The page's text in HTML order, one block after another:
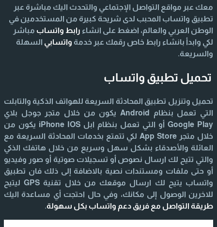
معك عبر مواقع التواصل الإجتماعي والتحدث اليك مباشرة عبر
تطبيق واتساب المحبب لدى شريحة كبيرة من المستخدمين في
الوطن العربي والعالم، اضغط على انشاء رابط واتساب مباشر
لكي وابدأ بانشاء رابط خاص رقمك عبر خدمة واتسابي السهلة
والسريعة.
تحميل تطبيق واتساب
تحميل وتنزيل تطبيق المحادثة السريعة للهواتف الذكية والتابلت
التي تعمل بنظام Android يكون من خلال متجر جوجل بلاي
Google Play أو التي تعمل بنظام ابل iPhone IOS يكون من
خلال متجر App Store لكي تتمتع بخدمات المحادثة السريعة مع
العائلة والأصدقاء بشكل سهل وسريع من خلال هاتفك الذكي
والتي تتيح لك ارسال نصوص أو تسجيلات صوتية أو صور وفيديو
أو حتى ملفات ومستندات نصية بالاضافة إلى ذلك فان تطبيق
واتساب يتيح لك ارسال موقعك من خلال تقنية GPS ليتيح
للاخرين الوصول إلى مكانك، وفي حال احتجت أي مساعدة اليك
طريقة التواصل مع فريق دعم واتساب بكل سهولة.